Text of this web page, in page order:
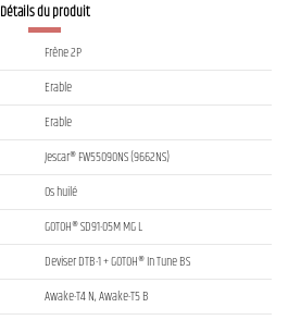
Détails du produit
Frêne 2P
Erable
Erable
Jescar® FW55090NS (9662NS)
Os huilé
GOTOH® SD91-05M MG L
Deviser DTB-1 + GOTOH® In Tune BS
Awake-T4 N, Awake-T5 B